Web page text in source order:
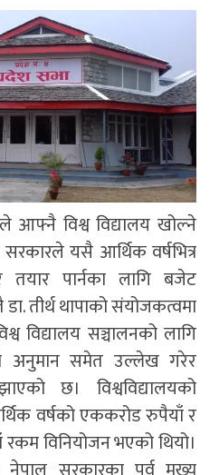
आफ्नै विश्व विद्यालय खोल्ने
सरकारले यसै आर्थिक वर्षभित्र
तयार पार्नका लागि बजेट
तीर्थ थापाको संयोजकत्वमा
विद्यालय सञ्चालनको लागि
अनुमान समेत उल्लेख गरेर
छ। विश्वविद्यालयको
वर्षको एककरोड रुपैयाँ र
विनियोजन भएको थियो।